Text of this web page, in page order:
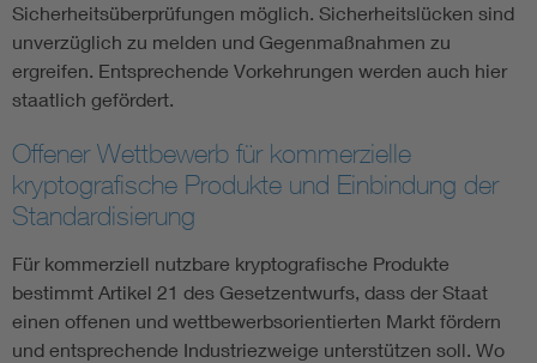
Sicherheitsüberprüfungen möglich. Sicherheitslücken sind
unverzüglich zu melden und Gegenmaßnahmen zu
ergreifen. Entsprechende Vorkehrungen werden auch hier
staatlich gefördert.
Offener Wettbewerb für kommerzielle
kryptografische Produkte und Einbindung der
Standardisierung
Für kommerziell nutzbare kryptografische Produkte
bestimmt Artikel 21 des Gesetzentwurfs, dass der Staat
einen offenen und wettbewerbsorientierten Markt fördern
und entsprechende Industriezweige unterstützen soll. Wo